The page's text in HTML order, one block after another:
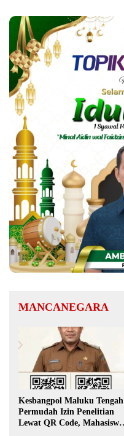
MANCANEGARA
Kesbangpol Maluku Tengah
Permudah Izin Penelitian
Lewat QR Code, Mahasiswa